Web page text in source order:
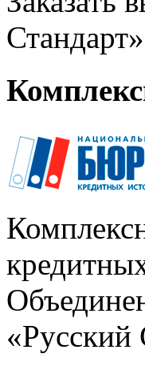
«Русский